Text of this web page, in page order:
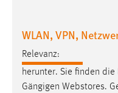
WLAN, VPN,
Relevanz:
herunter. Sie finden die
Gängigen Webstores.
Name:
_gcl_au
Anbieter:
Google Ireland